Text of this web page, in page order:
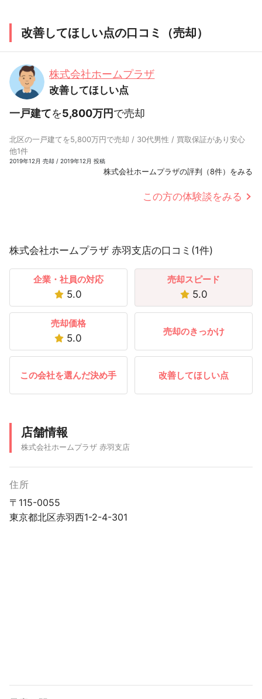
改善してほしい点の口コミ（売却）
株式会社ホームプラザ
改善してほしい点
一戸建てを5,800万円で売却
北区の一戸建てを5,800万円で売却 / 30代男性 / 買取保証があり安心
他1件
2019年12月 売却 / 2019年12月 投稿
株式会社ホームプラザの評判（8件）をみる
この方の体験談をみる
株式会社ホームプラザ 赤羽支店の口コミ(1件)
企業・社員の対応
5.0
売却スピード
5.0
売却価格
5.0
売却のきっかけ
この会社を選んだ決め手 改善してほしい点
店舗情報
株式会社ホームプラザ 赤羽支店
住所
〒115-0055
東京都北区赤羽西1-2-4-301